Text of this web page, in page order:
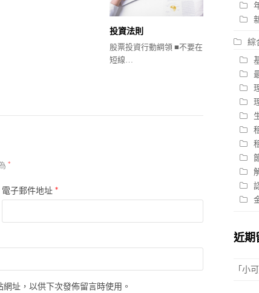
投資法則
股票投資行動綱領 ■不要在
短線…
*
電子郵件地址 *
址，以供下次發佈留言時使用。
綜
近期
「 小可